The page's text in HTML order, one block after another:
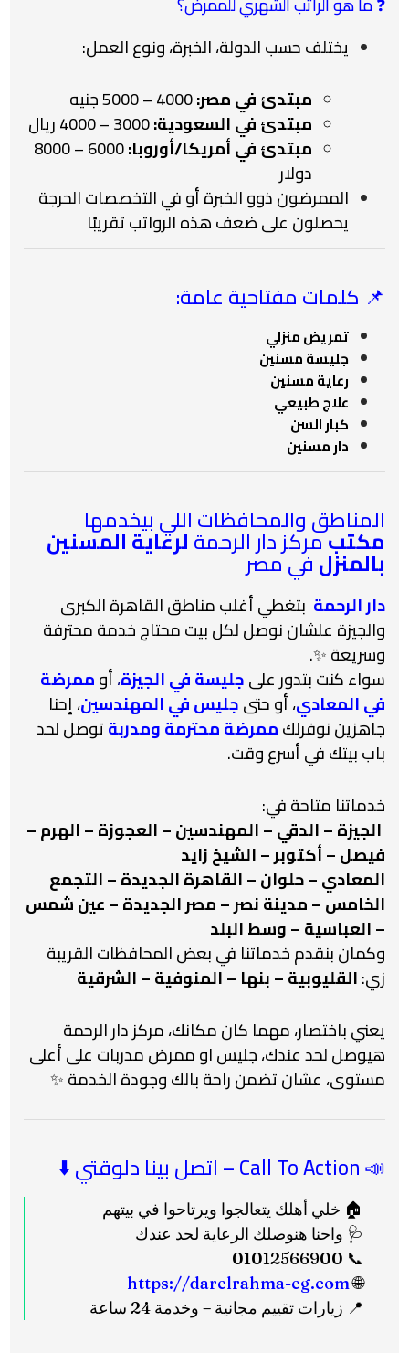
يختلف حسب الدولة، الخبرة، ونوع العمل:
مبتدئ في مصر:4000 – 5000 جنيه
مبتدئ في السعودية:3000 – 4000 ريال
مبتدئ في أمريكا/أوروبا:
6000 – 8000
دولار
الممرضون ذوو الخبرة أو في التخصصات الحرجة
يحصلون على ضعف هذه الرواتب تقريبًا
📌 كلمات مفتاحية عامة:
تمريض منزلي
جليسة مسنين
رعاية مسنين
علاج طبيعي
كبار السن
دار مسنين
المناطق والمحافظات اللي بيخدمها
مكتبمركز دار الرحمةلرعاية المسنين
بالمنزلفي مصر
دار الرحمة بتغطي أغلب مناطق القاهرة الكبرى
والجيزة علشان نوصل لكل بيت محتاج خدمة محترفة
وسريعة ✨.
سواء كنت بتدور علىجليسة في الجيزة،أوممرضة
في المعادي، أو حتىجليس في المهندسين، إحنا
جاهزين نوفرلكممرضة محترمة ومدربةتوصل لحد
باب بيتك في أسرع وقت.
خدماتنا متاحة في:
الجيزة – الدقي – المهندسين – العجوزة – الهرم –
فيصل – أكتوبر – الشيخ زايد
المعادي – حلوان – القاهرة الجديدة – التجمع
الخامس – مدينة نصر – مصر الجديدة – عين شمس
– العباسية – وسط البلد
وكمان بنقدم خدماتنا في بعض المحافظات القريبة
زي:القليوبية – بنها – المنوفية – الشرقية
يعني باختصار، مهما كان مكانك، مركز دار الرحمة
هيوصل لحد عندك، جليس او ممرض مدربات على أعلى
مستوى، عشان تضمن راحة بالك وجودة الخدمة ✨
📣 Call To Action – اتصل بينا دلوقتي ⬇️
🏠 خلي أهلك يتعالجوا ويرتاحوا في بيتهم
🩺 واحنا هنوصلك الرعاية لحد عندك
📞 01012566900
🌐
https://darelrahma-eg.com
📍 زيارات تقييم مجانية – وخدمة 24 ساعة